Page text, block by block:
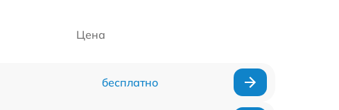
Цена
бесплатно